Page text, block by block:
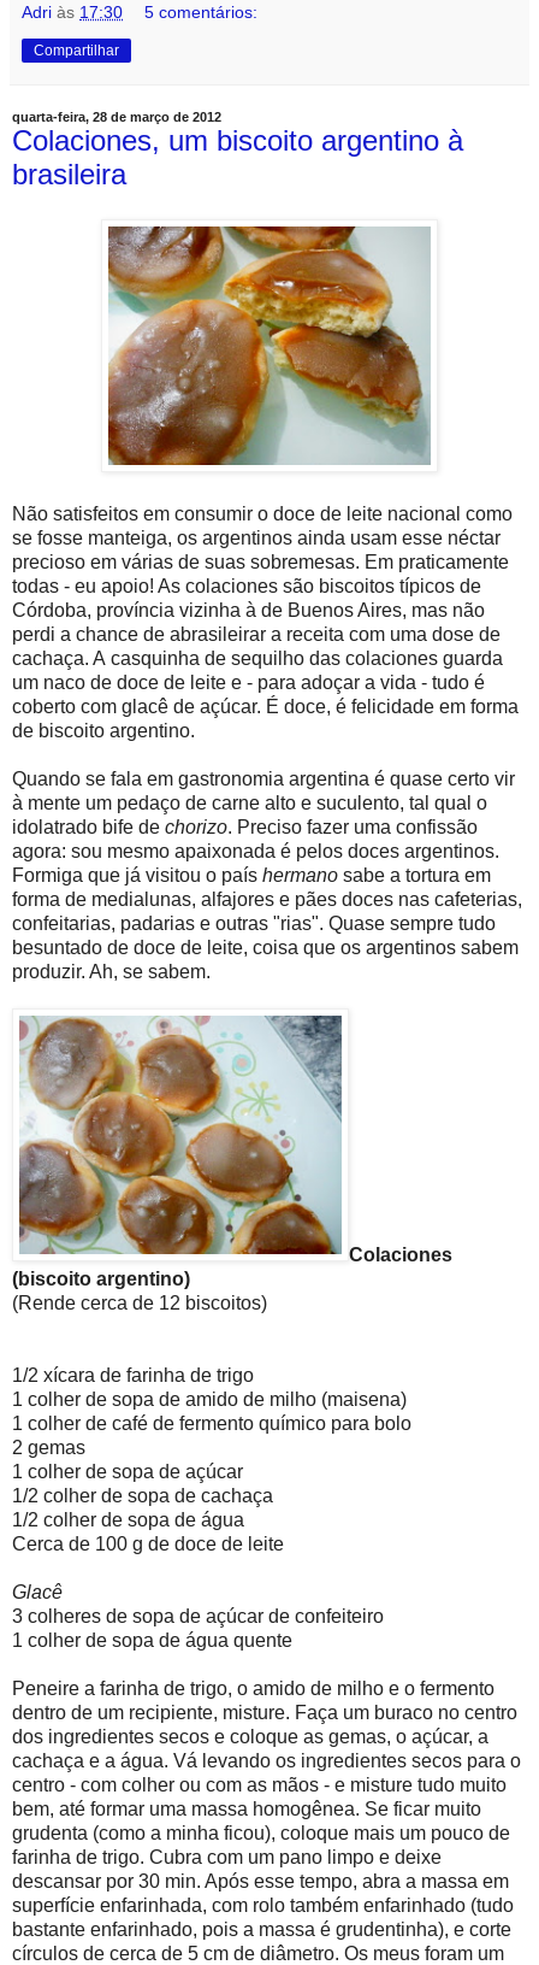
Adri às 17:30 5 comentários:
Compartilhar
quarta-feira, 28 de março de 2012
Colaciones, um biscoito argentino à
brasileira
Não satisfeitos em consumir o doce de leite nacional como
se fosse manteiga, os argentinos ainda usam esse néctar
precioso em várias de suas sobremesas. Em praticamente
todas - eu apoio! As colaciones são biscoitos típicos de
Córdoba, província vizinha à de Buenos Aires, mas não
perdi a chance de abrasileirar a receita com uma dose de
cachaça. A casquinha de sequilho das colaciones guarda
um naco de doce de leite e - para adoçar a vida - tudo é
coberto com glacê de açúcar. É doce, é felicidade em forma
de biscoito argentino.
Quando se fala em gastronomia argentina é quase certo vir
à mente um pedaço de carne alto e suculento, tal qual o
idolatrado bife de chorizo. Preciso fazer uma confissão
agora: sou mesmo apaixonada é pelos doces argentinos.
Formiga que já visitou o país hermano sabe a tortura em
forma de medialunas, alfajores e pães doces nas cafeterias,
confeitarias, padarias e outras "rias". Quase sempre tudo
besuntado de doce de leite, coisa que os argentinos sabem
produzir. Ah, se sabem.
Colaciones
(biscoito argentino)
(Rende cerca de 12 biscoitos)
1/2 xícara de farinha de trigo
1 colher de sopa de amido de milho (maisena)
1 colher de café de fermento químico para bolo
2 gemas
1 colher de sopa de açúcar
1/2 colher de sopa de cachaça
1/2 colher de sopa de água
Cerca de 100 g de doce de leite
Glacê
3 colheres de sopa de açúcar de confeiteiro
1 colher de sopa de água quente
Peneire a farinha de trigo, o amido de milho e o fermento
dentro de um recipiente, misture. Faça um buraco no centro
dos ingredientes secos e coloque as gemas, o açúcar, a
cachaça e a água. Vá levando os ingredientes secos para o
centro - com colher ou com as mãos - e misture tudo muito
bem, até formar uma massa homogênea. Se ficar muito
grudenta (como a minha ficou), coloque mais um pouco de
farinha de trigo. Cubra com um pano limpo e deixe
descansar por 30 min. Após esse tempo, abra a massa em
superfície enfarinhada, com rolo também enfarinhado (tudo
bastante enfarinhado, pois a massa é grudentinha), e corte
círculos de cerca de 5 cm de diâmetro. Os meus foram um